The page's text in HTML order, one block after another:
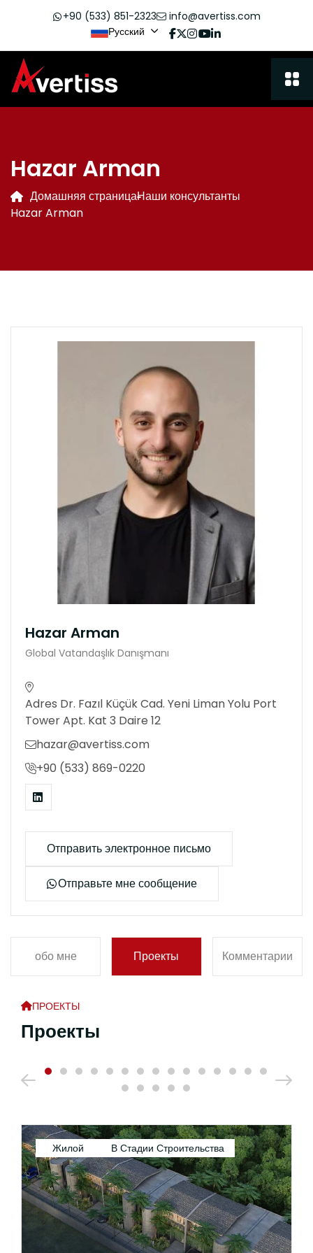
+90 (533) 851-2323
info@avertiss.com
Русский
Hazar Arman
Домашняя страницаНаши консультанты
Hazar Arman
Hazar Arman
Global Vatandaşlık Danışmanı
Adres Dr. Fazıl Küçük Cad. Yeni Liman Yolu Port
Tower Apt. Kat 3 Daire 12
hazar@avertiss.com
+90 (533) 869-0220
Отправить электронное письмо
Отправьте мне сообщение
обо мне Проекты Комментарии
ПРОЕКТЫ
Проекты
Жилой В Стадии Строительства